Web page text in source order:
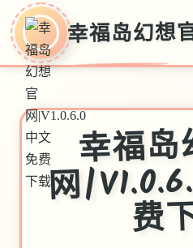
幸福岛幻想
幸福
网
费